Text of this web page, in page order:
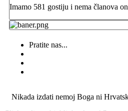
Imamo 581 gostiju i nema članova
Pratite nas...
Nikada izdati nemoj Boga ni